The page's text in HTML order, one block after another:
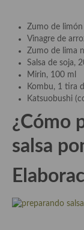
Quínoa
Pasta
Arroces Y fideuás
Legumbres y
Cuscús
Huevos
Masas
Zumo de
Vinagre de
Zumo de lima
Salsa de soja,
Mirin, 100 ml
Kombu, 1 tira
Katsuobushi
¿Cómo
salsa